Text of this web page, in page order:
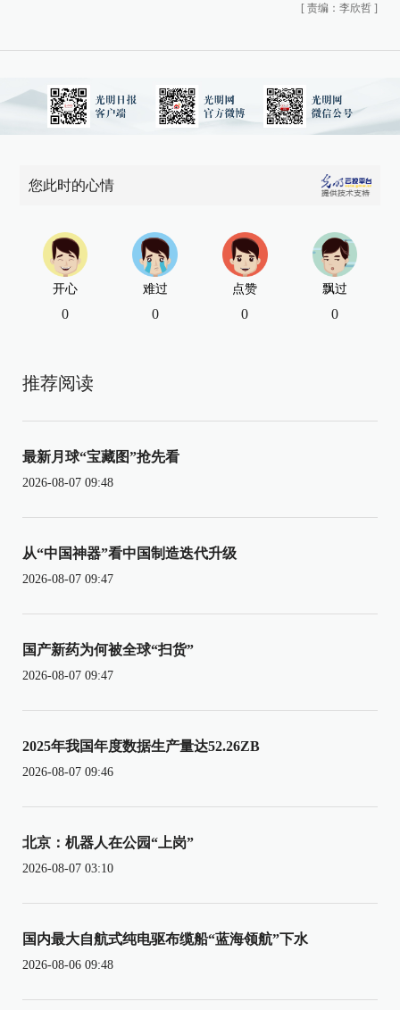
[ 责编：李欣哲 ]
您此时的心情
开心
0
难过
0
点赞
0
飘过
0
推荐阅读
最新月球“宝藏图”抢先看
2026-08-07 09:48
从“中国神器”看中国制造迭代升级
2026-08-07 09:47
国产新药为何被全球“扫货”
2026-08-07 09:47
2025年我国年度数据生产量达52.26ZB
2026-08-07 09:46
北京：机器人在公园“上岗”
2026-08-07 03:10
国内最大自航式纯电驱布缆船“蓝海领航”下水
2026-08-06 09:48